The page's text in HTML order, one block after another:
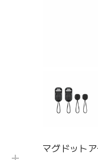
マグドット